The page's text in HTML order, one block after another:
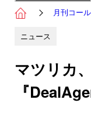
月刊コー
ニュース
マツリカ
『